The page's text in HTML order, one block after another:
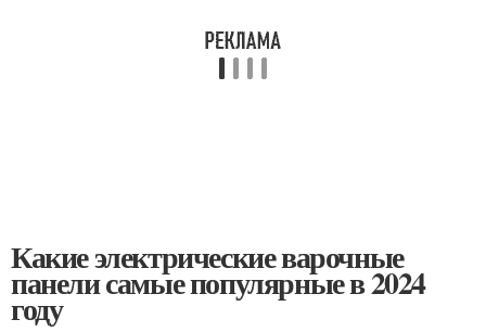
Какие электрические варочные
панели самые популярные в 2024
году